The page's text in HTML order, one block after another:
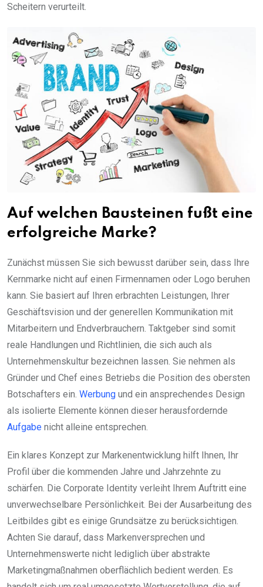
Scheitern verurteilt.
Auf welchen Bausteinen fußt eine
erfolgreiche Marke?
Zunächst müssen Sie sich bewusst darüber sein, dass Ihre
Kernmarke nicht auf einen Firmennamen oder Logo beruhen
kann. Sie basiert auf Ihren erbrachten Leistungen, Ihrer
Geschäftsvision und der generellen Kommunikation mit
Mitarbeitern und Endverbrauchern. Taktgeber sind somit
reale Handlungen und Richtlinien, die sich auch als
Unternehmenskultur bezeichnen lassen. Sie nehmen als
Gründer und Chef eines Betriebs die Position des obersten
Botschafters ein. Werbung und ein ansprechendes Design
als isolierte Elemente können dieser herausfordernde
Aufgabe nicht alleine entsprechen.
Ein klares Konzept zur Markenentwicklung hilft Ihnen, Ihr
Profil über die kommenden Jahre und Jahrzehnte zu
schärfen. Die Corporate Identity verleiht Ihrem Auftritt eine
unverwechselbare Persönlichkeit. Bei der Ausarbeitung des
Leitbildes gibt es einige Grundsätze zu berücksichtigen.
Achten Sie darauf, dass Markenversprechen und
Unternehmenswerte nicht lediglich über abstrakte
Marketingmaßnahmen oberflächlich bedient werden. Es